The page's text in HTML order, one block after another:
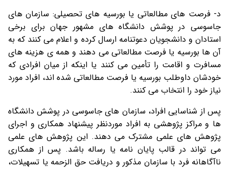
د- فرصت های مطالعاتی یا بورسیه های تحصیلی: سازمان های
جاسوسی در پوشش دانشگاه های مشهور جهان برای برخی
استادان و دانشجویان دعوتنامه ارسال کرده و اعلام می کنند که به
آن ها بورسیه یا فرصت مطالعاتی می دهند و همه ی هزینه های
مسافرت و اقامت را تأمین می کنند یا اینکه از میان افرادی که
خودشان داوطلب بورسیه یا فرصت مطالعاتی شده اند، افراد مورد
نیاز خود را انتخاب می کنند.
پس از شناسایی افراد، سازمان های جاسوسی در پوشش دانشگاه
ها و مراکز پژوهشی به افراد موردنظر پیشنهاد همکاری و اجرای
پژوهش های علمی مشترک می دهند. این پژوهش های علمی
می تواند در قالب پایان نامه یا رساله باشد. پس از همکاری
ناآگاهانه فرد با سازمان مذکور و دریافت حق الزحمه یا تسهیلات،